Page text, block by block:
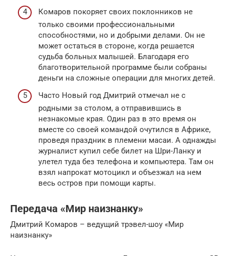
Комаров покоряет своих поклонников не
только своими профессиональными
способностями, но и добрыми делами. Он не
может остаться в стороне, когда решается
судьба больных малышей. Благодаря его
благотворительной программе были собраны
деньги на сложные операции для многих детей.
Часто Новый год Дмитрий отмечал не с
родными за столом, а отправившись в
незнакомые края. Один раз в это время он
вместе со своей командой очутился в Африке,
проведя праздник в племени масаи. А однажды
журналист купил себе билет на Шри-Ланку и
улетел туда без телефона и компьютера. Там он
взял напрокат мотоцикл и объезжал на нем
весь остров при помощи карты.
Передача «Мир наизнанку»
Дмитрий Комаров – ведущий трэвел-шоу «Мир
наизнанку»